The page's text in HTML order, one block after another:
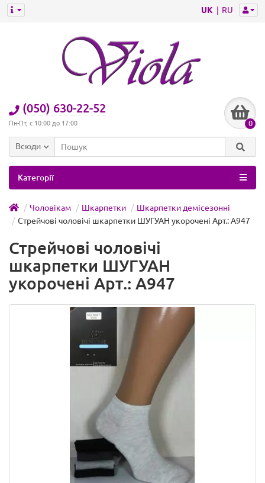
UK RU
(050) 630-22-52
Пн-Пт, с 10:00 до 17:00 0
Всюди
Категорії
Чоловікам Шкарпетки
Шкарпетки демісезонні
Стрейчові чоловічі шкарпетки ШУГУАН укорочені Арт.: A947
Стрейчові чоловічі
шкарпетки ШУГУАН
укорочені Арт.: A947